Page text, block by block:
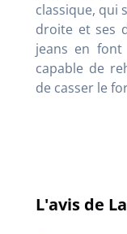
classique, qui
droite et ses
jeans en
capable de
de casser le
L'avis de